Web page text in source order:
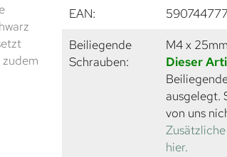
EAN:
Beiliegende
Schrauben:
M4 x 25mm
Dieser
ausgelegt.
von uns
hier.